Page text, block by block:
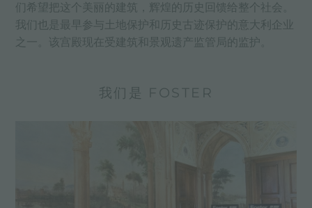
们希望把这个美丽的建筑，辉煌的历史回馈给整个社会。
我们也是最早参与土地保护和历史古迹保护的意大利企业
之一。该宫殿现在受建筑和景观遗产监管局的监护。
我们是 FOSTER